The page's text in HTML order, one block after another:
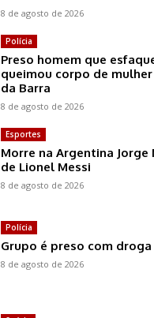
8 de agosto de 2026
Polícia
Preso homem que
queimou corpo de
da Barra
8 de agosto de 2026
Esportes
Morre na Argentina Jorge
de Lionel Messi
8 de agosto de 2026
Polícia
Grupo é preso com droga
8 de agosto de 2026